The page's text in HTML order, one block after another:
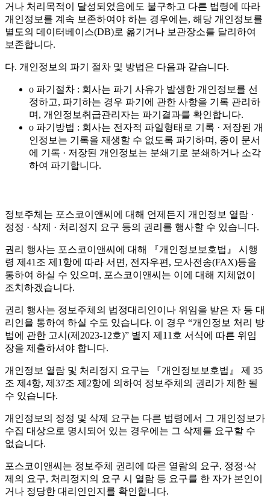
거나 처리목적이 달성되었음에도 불구하고 다른 법령에 따라
개인정보를 계속 보존하여야 하는 경우에는, 해당 개인정보를
별도의 데이터베이스(DB)로 옮기거나 보관장소를 달리하여
보존합니다.
다. 개인정보의 파기 절차 및 방법은 다음과 같습니다.
o 파기절차 : 회사는 파기 사유가 발생한 개인정보를 선
정하고, 파기하는 경우 파기에 관한 사항을 기록 관리하
며, 개인정보취급관리자는 파기결과를 확인합니다.
o 파기방법 : 회사는 전자적 파일형태로 기록 · 저장된 개
인정보는 기록을 재생할 수 없도록 파기하며, 종이 문서
에 기록 · 저장된 개인정보는 분쇄기로 분쇄하거나 소각
하여 파기합니다.
정보주체는 포스코이앤씨에 대해 언제든지 개인정보 열람 ·
정정 · 삭제 · 처리정지 요구 등의 권리를 행사할 수 있습니다.
권리 행사는 포스코이앤씨에 대해 『개인정보보호법』 시행
령 제41조 제1항에 따라 서면, 전자우편, 모사전송(FAX)등을
통하여 하실 수 있으며, 포스코이앤씨는 이에 대해 지체없이
조치하겠습니다.
권리 행사는 정보주체의 법정대리인이나 위임을 받은 자 등 대
리인을 통하여 하실 수도 있습니다. 이 경우 “개인정보 처리 방
법에 관한 고시(제2023-12호)” 별지 제11호 서식에 따른 위임
장을 제출하셔야 합니다.
개인정보 열람 및 처리정지 요구는 『개인정보보호법』 제 35
조 제4항, 제37조 제2항에 의하여 정보주체의 권리가 제한 될
수 있습니다.
개인정보의 정정 및 삭제 요구는 다른 법령에서 그 개인정보가
수집 대상으로 명시되어 있는 경우에는 그 삭제를 요구할 수
없습니다.
포스코이앤씨는 정보주체 권리에 따른 열람의 요구, 정정·삭
제의 요구, 처리정지의 요구 시 열람 등 요구를 한 자가 본인이
거나 정당한 대리인인지를 확인합니다.